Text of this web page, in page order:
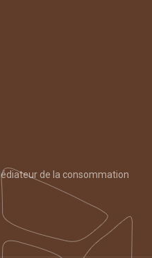
de la consommation